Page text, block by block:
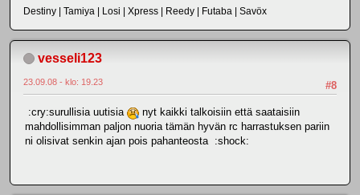
Destiny | Tamiya | Losi | Xpress | Reedy | Futaba | Savöx
vesseli123
#8
23.09.08 - klo: 19.23
:cry:surullisia uutisia
nyt kaikki talkoisiin että saataisiin
mahdollisimman paljon nuoria tämän hyvän rc harrastuksen pariin
ni olisivat senkin ajan pois pahanteosta :shock: